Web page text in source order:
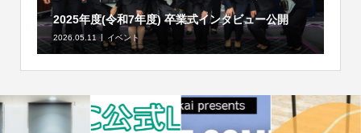
2025年度(令和7年度) 卒業式インタビュー公開
2026.05.11 イベント